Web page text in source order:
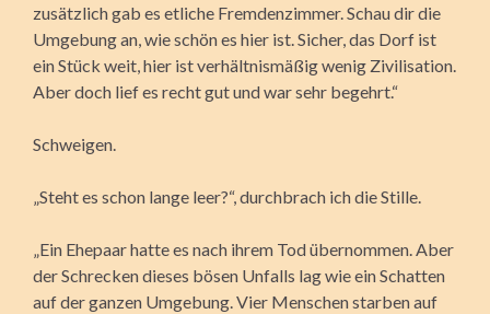
zusätzlich gab es etliche Fremdenzimmer. Schau dir die
Umgebung an, wie schön es hier ist. Sicher, das Dorf ist
ein Stück weit, hier ist verhältnismäßig wenig Zivilisation.
Aber doch lief es recht gut und war sehr begehrt.“
Schweigen.
„Steht es schon lange leer?“, durchbrach ich die Stille.
„Ein Ehepaar hatte es nach ihrem Tod übernommen. Aber
der Schrecken dieses bösen Unfalls lag wie ein Schatten
auf der ganzen Umgebung. Vier Menschen starben auf